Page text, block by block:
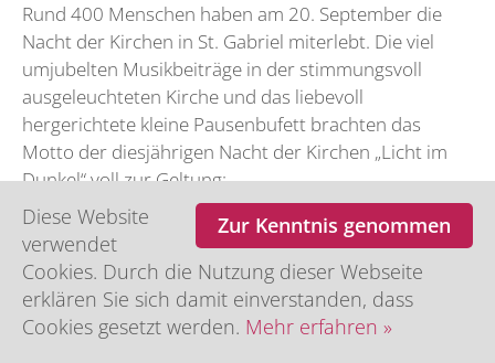
Rund 400 Menschen haben am 20. September die
Nacht der Kirchen in St. Gabriel miterlebt. Die viel
umjubelten Musikbeiträge in der stimmungsvoll
ausgeleuchteten Kirche und das liebevoll
hergerichtete kleine Pausenbufett brachten das
Motto der diesjährigen Nacht der Kirchen „Licht im
Dunkel“ voll zur Geltung:
Zum Einstieg begeisterte die Kantorei St. Gabriel
mit Chormusik von Barock bis Gospel.
Das Flötenekollektiv St Gabriel bot ein
abwechslungsreiches Programm von Barock bis
Romantik.
Zur Kenntnis genommen
Diese Website
verwendet
Cookies. Durch die Nutzung dieser Webseite
erklären Sie sich damit einverstanden, dass
Cookies gesetzt werden. Mehr erfahren »